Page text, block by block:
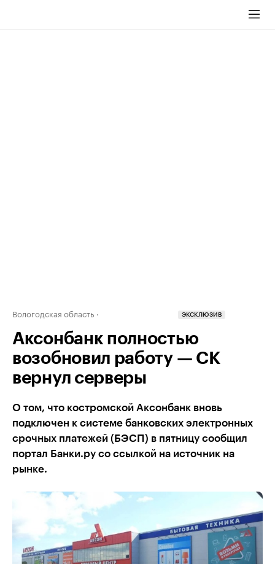
Вологодская область ЭКСКЛЮЗИВ
Аксонбанк полностью
возобновил работу — СК
вернул серверы
О том, что костромской Аксонбанк вновь
подключен к системе банковских электронных
срочных платежей (БЭСП) в пятницу сообщил
портал Банки.ру со ссылкой на источник на
рынке.